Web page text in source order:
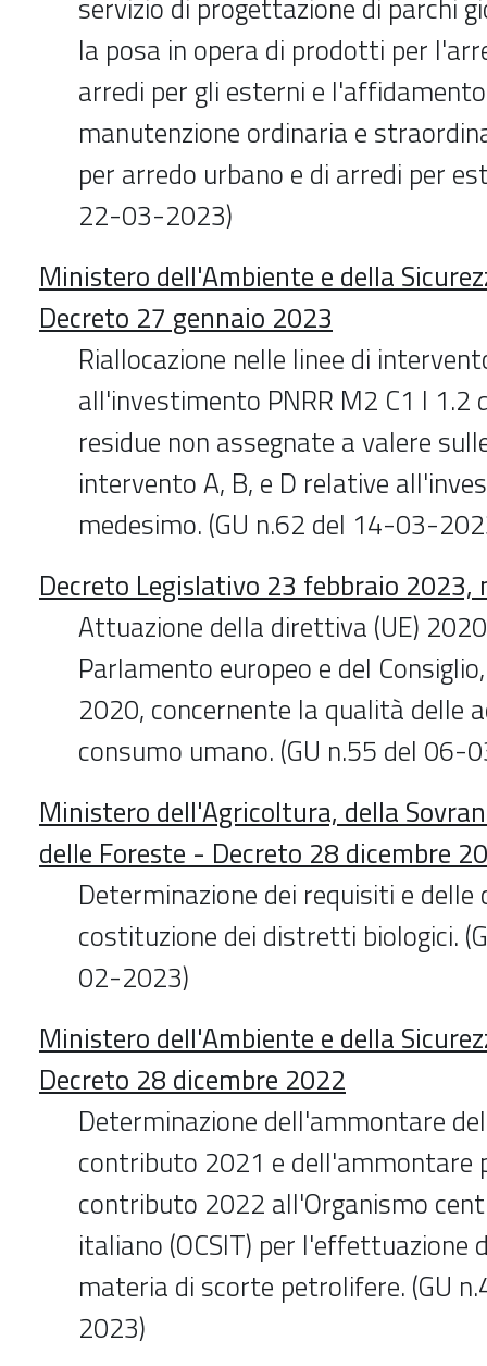
la posa in opera di prodotti per
arredi per gli esterni e
manutenzione ordinaria e
per arredo urbano e di arredi per
22-03-2023)
Ministero dell'Ambiente e della
Decreto 27 gennaio 2023
Riallocazione nelle linee di
all'investimento PNRR M2 C1 I 1.2
residue non assegnate a valere
intervento A, B, e D relative
medesimo. (GU n.62 del 14-03-
Decreto Legislativo 23 febbraio 2023,
Attuazione della direttiva (UE)
Parlamento europeo e del
2020, concernente la qualità delle
consumo umano. (GU n.55 del 06-
Ministero dell'Agricoltura, della
delle Foreste - Decreto 28 dicembre
Determinazione dei requisiti e delle
costituzione dei distretti biologici.
02-2023)
Ministero dell'Ambiente e della
Decreto 28 dicembre 2022
Determinazione dell'ammontare
contributo 2021 e dell'ammontare
contributo 2022 all'Organismo
italiano (OCSIT) per l'effettuazione
materia di scorte petrolifere. (GU
2023)